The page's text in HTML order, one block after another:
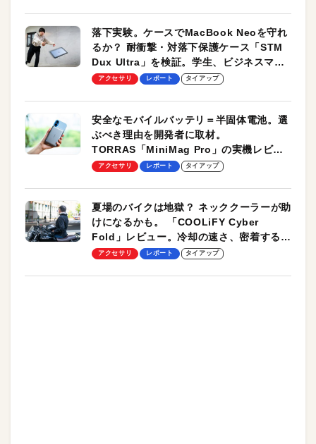
落下実験。ケースでMacBook Neoを守れ
るか？ 耐衝撃・対落下保護ケース「STM
Dux Ultra」を検証。学生、ビジネスマン
のモバイルユースに最適！
アクセサリ レポート タイアップ
安全なモバイルバッテリ＝半固体電池。選
ぶべき理由を開発者に取材。
TORRAS「MiniMag Pro」の実機レビュ
ーも
アクセサリ レポート タイアップ
夏場のバイクは地獄？ ネッククーラーが助
けになるかも。 「COOLiFY Cyber
Fold」レビュー。冷却の速さ、密着する冷
却プレート、シンプルな操作性がグッド！
アクセサリ レポート タイアップ